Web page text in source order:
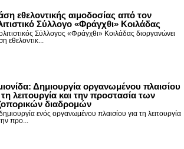
εθελοντικής αιμοδοσίας από τον
Σύλλογο «Φράγχθι» Κοιλάδας
Σύλλογος «Φράγχθι» Κοιλάδας διοργανώνει
εθελοντικ...
Δημιουργία οργανωμένου πλαισίου
τη λειτουργία και την προστασία των
διαδρομών
ενός οργανωμένου πλαισίου για τη λειτουργία
προ...